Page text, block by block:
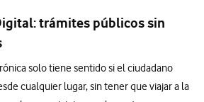
trámites públicos sin
solo tiene sentido si el ciudadano
cualquier lugar, sin tener que viajar a la